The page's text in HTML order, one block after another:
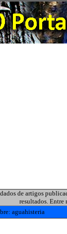
de artigos
resultados.
aguahisteria